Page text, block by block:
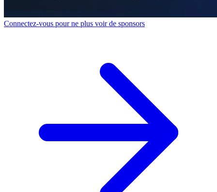
Connectez-vous pour ne plus voir de sponsors